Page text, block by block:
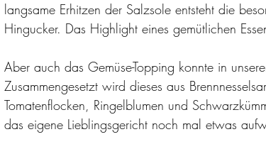
langsame Erhitzen der Salzsole entsteht die
Hingucker. Das Highlight eines gemütlichen
Aber auch das Gemüse-Topping konnte in
Zusammengesetzt wird dieses aus
Tomatenflocken, Ringelblumen und
das eigene Lieblingsgericht noch mal etwas